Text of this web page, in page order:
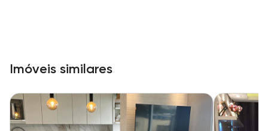
Imóveis similares